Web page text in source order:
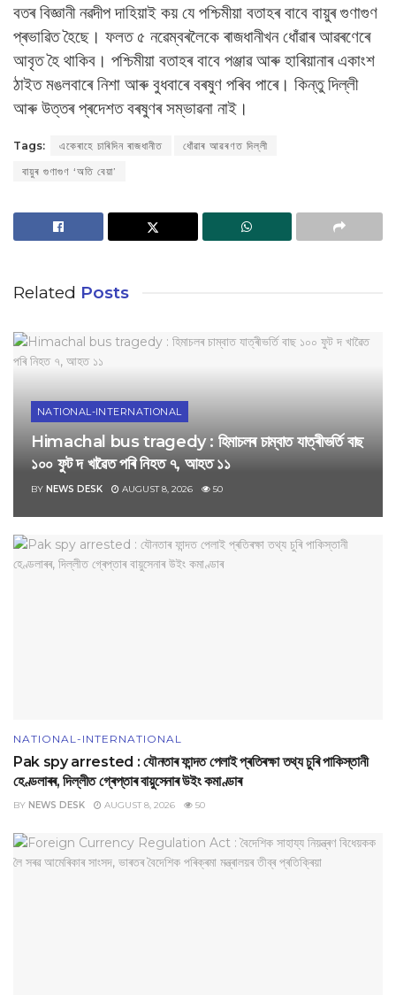
বতৰ বিজ্ঞানী নৱদীপ দাহিয়াই কয় যে পশ্চিমীয়া বতাহৰ বাবে বায়ুৰ গুণাগুণ
প্ৰভাৱিত হৈছে। ফলত ৫ নৱেম্বৰলৈকে ৰাজধানীখন ধোঁৱাৰ আৱৰণেৰে
আবৃত হৈ থাকিব। পশ্চিমীয়া বতাহৰ বাবে পঞ্জাৱ আৰু হাৰিয়ানাৰ একাংশ
ঠাইত মঙলবাৰে নিশা আৰু বুধবাৰে বৰষুণ পৰিব পাৰে। কিন্তু দিল্লী
আৰু উত্তৰ প্ৰদেশত বৰষুণৰ সম্ভাৱনা নাই।
Tags: একেৰাহে চাৰিদিন ৰাজধানীত
ধোঁৱাৰ আৱৰণত দিল্লী
বায়ুৰ গুণাগুণ ‘অতি বেয়া’
Related Posts
NATIONAL-INTERNATIONAL
Himachal bus tragedy : হিমাচলৰ চাম্বাত যাত্ৰীভৰ্তি বাছ
১০০ ফুট দ খাৱৈত পৰি নিহত ৭, আহত ১১
BY NEWS DESK AUGUST 8, 2026 50
NATIONAL-INTERNATIONAL
Pak spy arrested : যৌনতাৰ ফান্দত পেলাই প্ৰতিৰক্ষা তথ্য চুৰি পাকিস্তানী
হেণ্ডলাৰৰ, দিল্লীত গ্ৰেপ্তাৰ বায়ুসেনাৰ উইং কমাণ্ডাৰ
BY NEWS DESK AUGUST 8, 2026 50